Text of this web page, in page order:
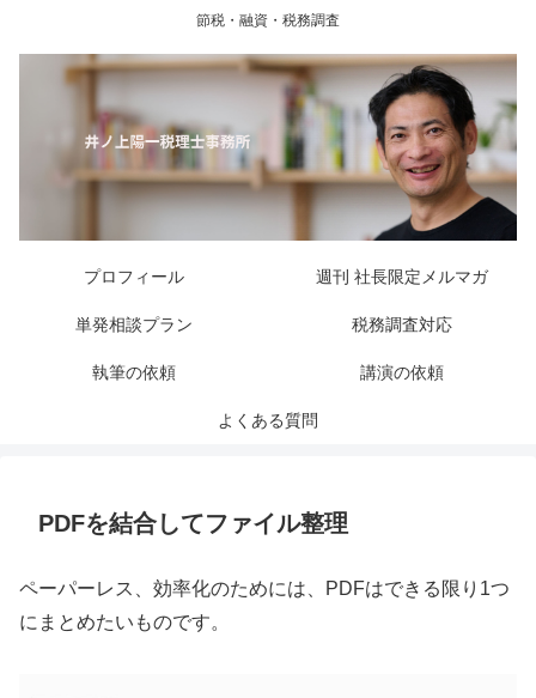
節税・融資・税務調査
プロフィール 週刊 社長限定メルマガ
単発相談プラン 税務調査対応
執筆の依頼 講演の依頼
よくある質問
PDFを結合してファイル整理
ペーパーレス、効率化のためには、PDFはできる限り1つ
にまとめたいものです。